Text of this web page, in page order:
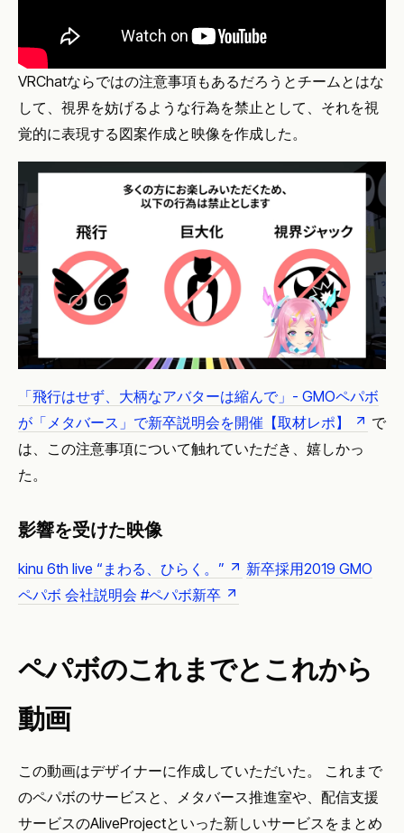
VRChatならではの注意事項もあるだろうとチームとはな
して、視界を妨げるような行為を禁止として、それを視
覚的に表現する図案作成と映像を作成した。
「飛行はせず、大柄なアバターは縮んで」- GMOペパボ
が「メタバース」で新卒説明会を開催【取材レポ】
で
は、この注意事項について触れていただき、嬉しかっ
た。
影響を受けた映像
kinu 6th live “まわる、ひらく。”
新卒採用2019 GMO
ペパボ 会社説明会 #ペパボ新卒
ペパボのこれまでとこれから
動画
この動画はデザイナーに作成していただいた。 これまで
のペパボのサービスと、メタバース推進室や、配信支援
サービスのAliveProjectといった新しいサービスをまとめ